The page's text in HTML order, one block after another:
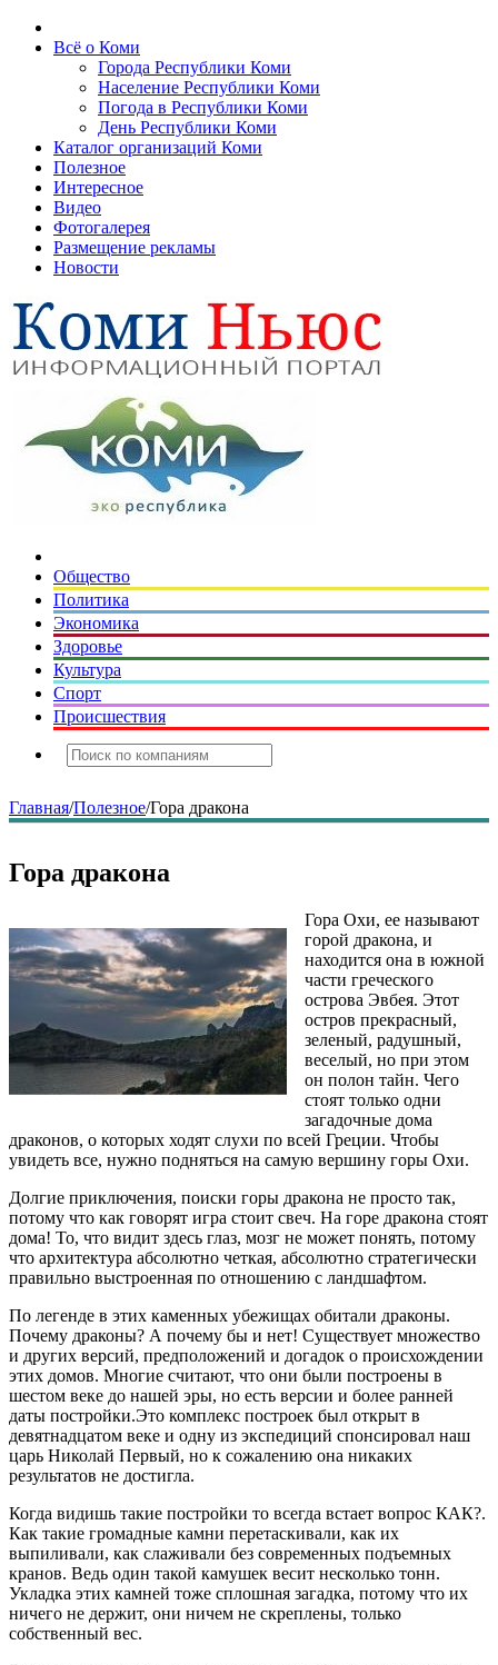
Всё о Коми
Города Республики Коми
Население Республики Коми
Погода в Республики Коми
День Республики Коми
Каталог организаций Коми
Полезное
Интересное
Видео
Фотогалерея
Размещение рекламы
Новости
Общество
Политика
Экономика
Здоровье
Культура
Спорт
Происшествия
Главная/Полезное/Гора дракона
Гора дракона
Гора Охи, ее называют
горой дракона, и
находится она в южной
части греческого
острова Эвбея. Этот
остров прекрасный,
зеленый, радушный,
веселый, но при этом
он полон тайн. Чего
стоят только одни
загадочные дома
драконов, о которых ходят слухи по всей Греции. Чтобы
увидеть все, нужно подняться на самую вершину горы Охи.
Долгие приключения, поиски горы дракона не просто так,
потому что как говорят игра стоит свеч. На горе дракона стоят
дома! То, что видит здесь глаз, мозг не может понять, потому
что архитектура абсолютно четкая, абсолютно стратегически
правильно выстроенная по отношению с ландшафтом.
По легенде в этих каменных убежищах обитали драконы.
Почему драконы? А почему бы и нет! Существует множество
и других версий, предположений и догадок о происхождении
этих домов. Многие считают, что они были построены в
шестом веке до нашей эры, но есть версии и более ранней
даты постройки.Это комплекс построек был открыт в
девятнадцатом веке и одну из экспедиций спонсировал наш
царь Николай Первый, но к сожалению она никаких
результатов не достигла.
Когда видишь такие постройки то всегда встает вопрос КАК?.
Как такие громадные камни перетаскивали, как их
выпиливали, как слаживали без современных подъемных
кранов. Ведь один такой камушек весит несколько тонн.
Укладка этих камней тоже сплошная загадка, потому что их
ничего не держит, они ничем не скреплены, только
собственный вес.